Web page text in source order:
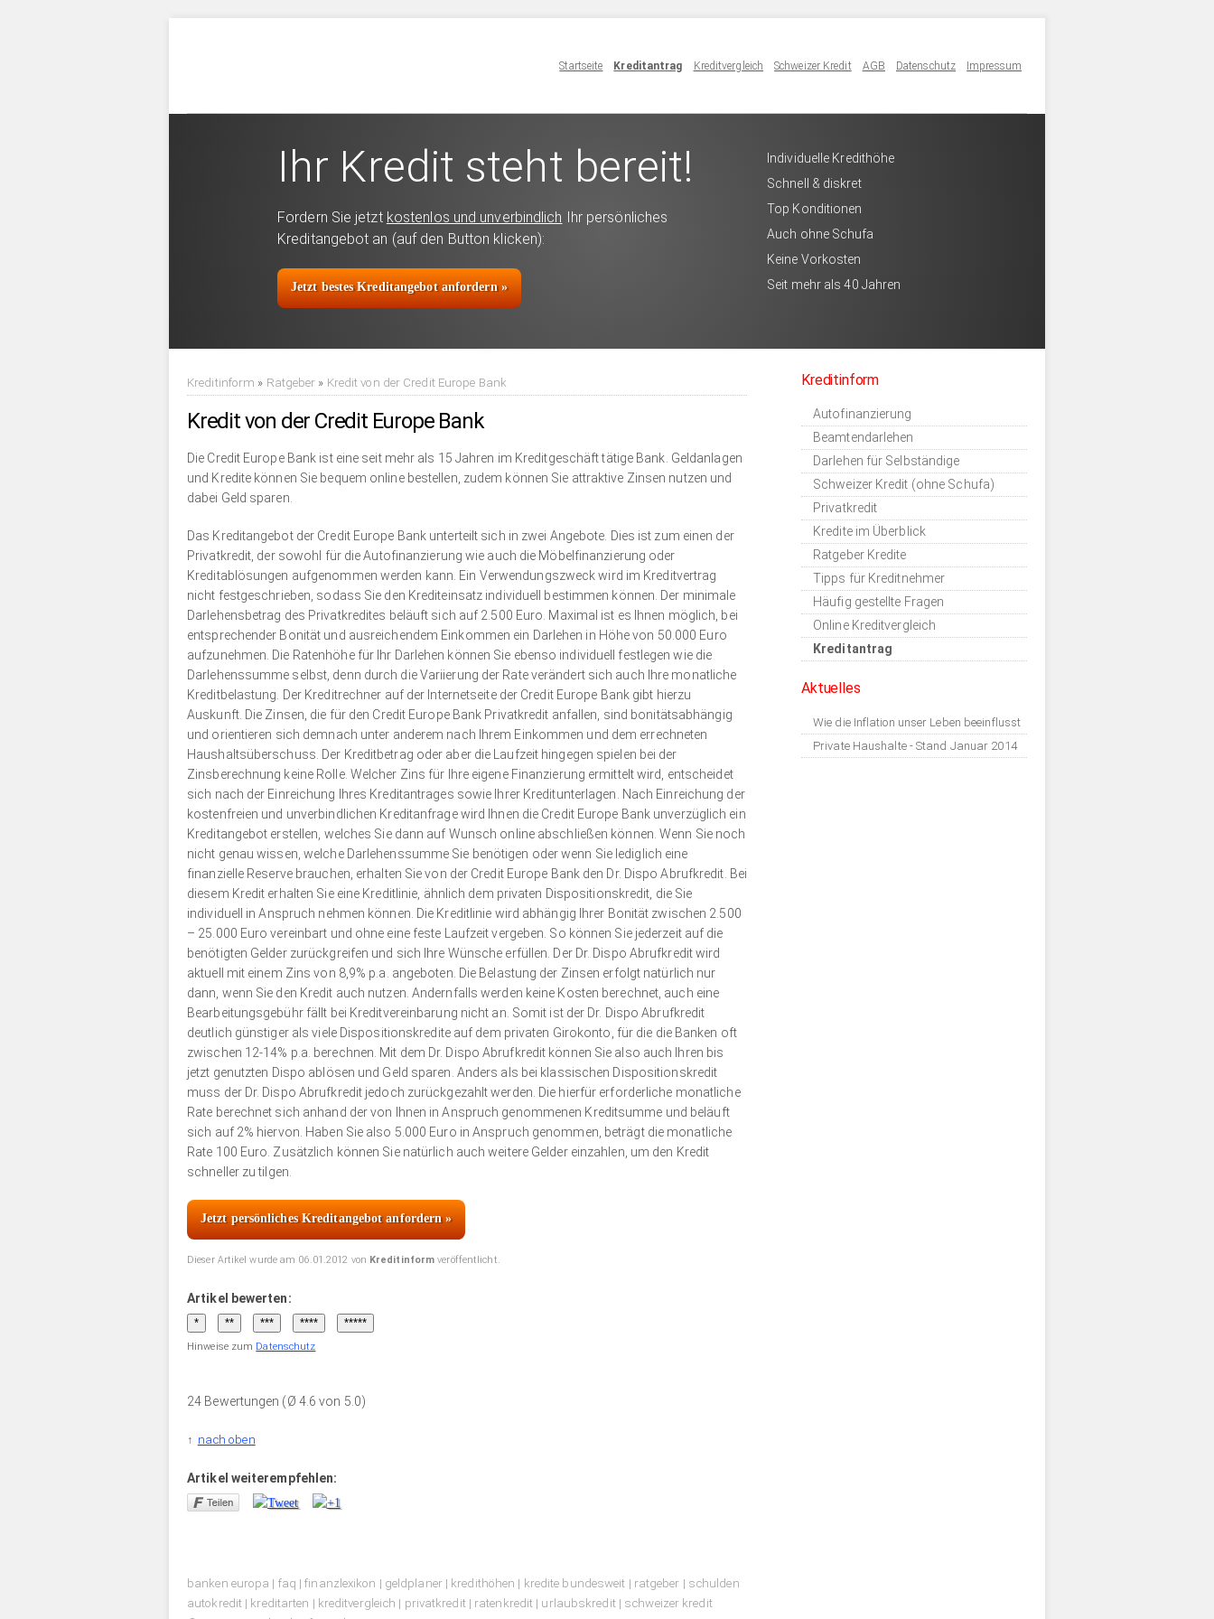
Startseite Kreditantrag Kreditvergleich Schweizer Kredit AGB Datenschutz Impressum
Ihr Kredit steht bereit!
Fordern Sie jetzt kostenlos und unverbindlich Ihr persönliches
Kreditangebot an (auf den Button klicken):
Jetzt bestes Kreditangebot anfordern »
Individuelle Kredithöhe
Schnell & diskret
Top Konditionen
Auch ohne Schufa
Keine Vorkosten
Seit mehr als 40 Jahren
Kreditinform » Ratgeber » Kredit von der Credit Europe Bank
Kredit von der Credit Europe Bank
Die Credit Europe Bank ist eine seit mehr als 15 Jahren im Kreditgeschäft tätige Bank. Geldanlagen
und Kredite können Sie bequem online bestellen, zudem können Sie attraktive Zinsen nutzen und
dabei Geld sparen.
Das Kreditangebot der Credit Europe Bank unterteilt sich in zwei Angebote. Dies ist zum einen der
Privatkredit, der sowohl für die Autofinanzierung wie auch die Möbelfinanzierung oder
Kreditablösungen aufgenommen werden kann. Ein Verwendungszweck wird im Kreditvertrag
nicht festgeschrieben, sodass Sie den Krediteinsatz individuell bestimmen können. Der minimale
Darlehensbetrag des Privatkredites beläuft sich auf 2.500 Euro. Maximal ist es Ihnen möglich, bei
entsprechender Bonität und ausreichendem Einkommen ein Darlehen in Höhe von 50.000 Euro
aufzunehmen. Die Ratenhöhe für Ihr Darlehen können Sie ebenso individuell festlegen wie die
Darlehenssumme selbst, denn durch die Variierung der Rate verändert sich auch Ihre monatliche
Kreditbelastung. Der Kreditrechner auf der Internetseite der Credit Europe Bank gibt hierzu
Auskunft. Die Zinsen, die für den Credit Europe Bank Privatkredit anfallen, sind bonitätsabhängig
und orientieren sich demnach unter anderem nach Ihrem Einkommen und dem errechneten
Haushaltsüberschuss. Der Kreditbetrag oder aber die Laufzeit hingegen spielen bei der
Zinsberechnung keine Rolle. Welcher Zins für Ihre eigene Finanzierung ermittelt wird, entscheidet
sich nach der Einreichung Ihres Kreditantrages sowie Ihrer Kreditunterlagen. Nach Einreichung der
kostenfreien und unverbindlichen Kreditanfrage wird Ihnen die Credit Europe Bank unverzüglich ein
Kreditangebot erstellen, welches Sie dann auf Wunsch online abschließen können. Wenn Sie noch
nicht genau wissen, welche Darlehenssumme Sie benötigen oder wenn Sie lediglich eine
finanzielle Reserve brauchen, erhalten Sie von der Credit Europe Bank den Dr. Dispo Abrufkredit. Bei
diesem Kredit erhalten Sie eine Kreditlinie, ähnlich dem privaten Dispositionskredit, die Sie
individuell in Anspruch nehmen können. Die Kreditlinie wird abhängig Ihrer Bonität zwischen 2.500
– 25.000 Euro vereinbart und ohne eine feste Laufzeit vergeben. So können Sie jederzeit auf die
benötigten Gelder zurückgreifen und sich Ihre Wünsche erfüllen. Der Dr. Dispo Abrufkredit wird
aktuell mit einem Zins von 8,9% p.a. angeboten. Die Belastung der Zinsen erfolgt natürlich nur
dann, wenn Sie den Kredit auch nutzen. Andernfalls werden keine Kosten berechnet, auch eine
Bearbeitungsgebühr fällt bei Kreditvereinbarung nicht an. Somit ist der Dr. Dispo Abrufkredit
deutlich günstiger als viele Dispositionskredite auf dem privaten Girokonto, für die die Banken oft
zwischen 12-14% p.a. berechnen. Mit dem Dr. Dispo Abrufkredit können Sie also auch Ihren bis
jetzt genutzten Dispo ablösen und Geld sparen. Anders als bei klassischen Dispositionskredit
muss der Dr. Dispo Abrufkredit jedoch zurückgezahlt werden. Die hierfür erforderliche monatliche
Rate berechnet sich anhand der von Ihnen in Anspruch genommenen Kreditsumme und beläuft
sich auf 2% hiervon. Haben Sie also 5.000 Euro in Anspruch genommen, beträgt die monatliche
Rate 100 Euro. Zusätzlich können Sie natürlich auch weitere Gelder einzahlen, um den Kredit
schneller zu tilgen.
Jetzt persönliches Kreditangebot anfordern »
Dieser Artikel wurde am 06.01.2012 von Kreditinform veröffentlicht.
Artikel bewerten:
Hinweise zum Datenschutz
24 Bewertungen (Ø 4.6 von 5.0)
nach oben
Artikel weiterempfehlen:
banken europa | faq |finanzlexikon | geldplaner| kredithöhen | kredite bundesweit | ratgeber | schulden
autokredit | kreditarten | kreditvergleich | privatkredit| ratenkredit | urlaubskredit| schweizer kredit
Kreditinform
Autofinanzierung
Beamtendarlehen
Darlehen für Selbständige
Schweizer Kredit (ohne Schufa)
Privatkredit
Kredite im Überblick
Ratgeber Kredite
Tipps für Kreditnehmer
Häufig gestellte Fragen
Online Kreditvergleich
Kreditantrag
Aktuelles
Wie die Inflation unser Leben beeinflusst
Private Haushalte - Stand Januar 2014